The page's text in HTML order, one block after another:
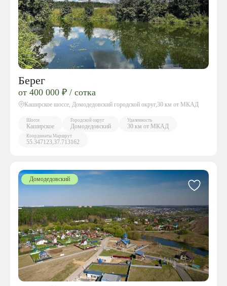
Берег
от 400 000 ₽ / сотка
Каширское шоссе, Домодедовский городской округ,30 км от МКАД
Шоссе
Каширское
Городской округ
Домодедовский
Удаленность
30 км от МКАД
Координаты Маршрут
55.347123,37.713162
Домодедовский